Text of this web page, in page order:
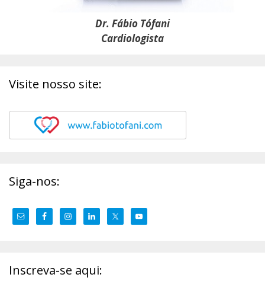
Dr. Fábio Tófani
Cardiologista
Visite nosso site:
Siga-nos:
Inscreva-se aqui: